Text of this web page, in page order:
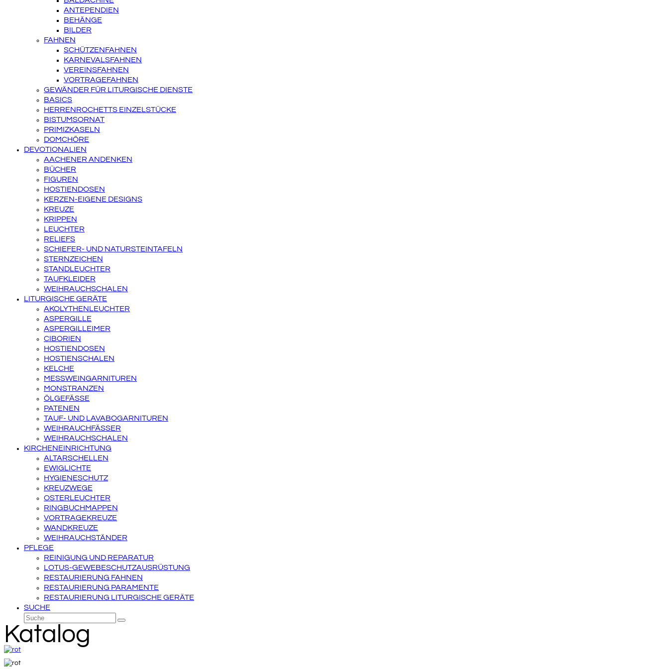
ANTEPENDIEN
BEHÄNGE
BILDER
FAHNEN
SCHÜTZENFAHNEN
KARNEVALSFAHNEN
VEREINSFAHNEN
VORTRAGEFAHNEN
GEWÄNDER FÜR LITURGISCHE DIENSTE
BASICS
HERRENROCHETTS EINZELSTÜCKE
BISTUMSORNAT
PRIMIZKASELN
DOMCHÖRE
DEVOTIONALIEN
AACHENER ANDENKEN
BÜCHER
FIGUREN
HOSTIENDOSEN
KERZEN-EIGENE DESIGNS
KREUZE
KRIPPEN
LEUCHTER
RELIEFS
SCHIEFER- UND NATURSTEINTAFELN
STERNZEICHEN
STANDLEUCHTER
TAUFKLEIDER
WEIHRAUCHSCHALEN
LITURGISCHE GERÄTE
AKOLYTHENLEUCHTER
ASPERGILLE
ASPERGILLEIMER
CIBORIEN
HOSTIENDOSEN
HOSTIENSCHALEN
KELCHE
MESSWEINGARNITUREN
MONSTRANZEN
ÖLGEFÄSSE
PATENEN
TAUF- UND LAVABOGARNITUREN
WEIHRAUCHFÄSSER
WEIHRAUCHSCHALEN
KIRCHENEINRICHTUNG
ALTARSCHELLEN
EWIGLICHTE
HYGIENESCHUTZ
KREUZWEGE
OSTERLEUCHTER
RINGBUCHMAPPEN
VORTRAGEKREUZE
WANDKREUZE
WEIHRAUCHSTÄNDER
PFLEGE
REINIGUNG UND REPARATUR
LOTUS-GEWEBESCHUTZAUSRÜSTUNG
RESTAURIERUNG FAHNEN
RESTAURIERUNG PARAMENTE
RESTAURIERUNG LITURGISCHE GERÄTE
SUCHE
Suche
Senden
Katalog